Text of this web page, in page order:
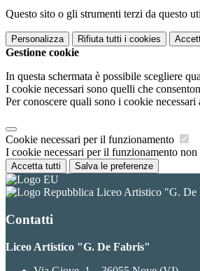
Questo sito o gli strumenti terzi da questo
Personalizza Rifiuta tutti i cookies
Gestione cookie
In questa schermata è possibile scegliere
I cookie necessari sono quelli che
Per conoscere quali sono i cookie
Cookie necessari per il funzionamento
I cookie necessari per il funzionamento
Accetta tutti Salva le preferenze
Liceo Artistico "G. De
Contatti
Liceo Artistico "G. De Fabris"